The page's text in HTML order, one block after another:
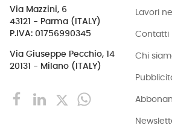
Via Mazzini, 6
43121 - Parma (ITALY)
P.IVA: 01756990345
Via Giuseppe Pecchio, 14
20131 - Milano (ITALY)
Lavori
Contatti
Chi